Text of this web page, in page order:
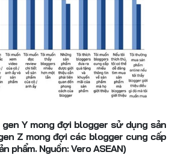
Y mong đợi blogger sử dụng sản
Z mong đợi các blogger cung cấp
phẩm. Nguồn: Vero ASEAN)